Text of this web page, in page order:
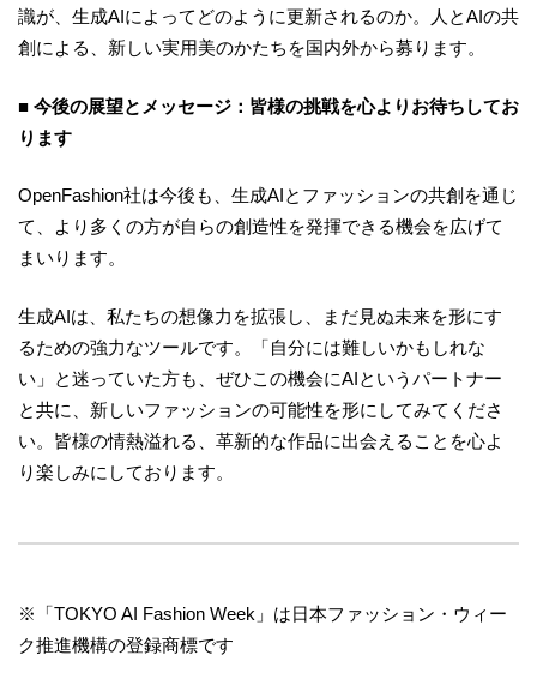
識が、生成AIによってどのように更新されるのか。人とAIの共
創による、新しい実用美のかたちを国内外から募ります。
■ 今後の展望とメッセージ：皆様の挑戦を心よりお待ちしてお
ります
OpenFashion社は今後も、生成AIとファッションの共創を通じ
て、より多くの方が自らの創造性を発揮できる機会を広げて
まいります。
生成AIは、私たちの想像力を拡張し、まだ見ぬ未来を形にす
るための強力なツールです。「自分には難しいかもしれな
い」と迷っていた方も、ぜひこの機会にAIというパートナー
と共に、新しいファッションの可能性を形にしてみてくださ
い。皆様の情熱溢れる、革新的な作品に出会えることを心よ
り楽しみにしております。
※「TOKYO AI Fashion Week」は日本ファッション・ウィー
ク推進機構の登録商標です